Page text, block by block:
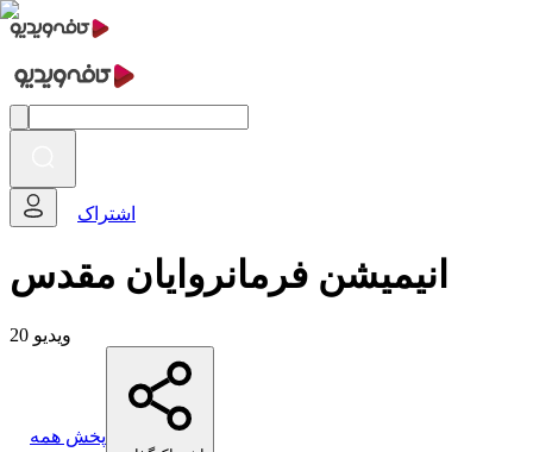
اشتراک
انیمیشن فرمانروایان مقدس
20 ویدیو
پخش همه